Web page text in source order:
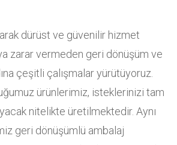
dürüst ve güvenilir hizmet
zarar vermeden geri dönüşüm ve
çeşitli çalışmalar yürütüyoruz.
ürünlerimiz, isteklerinizi tam
nitelikte üretilmektedir. Aynı
geri dönüşümlü ambalaj